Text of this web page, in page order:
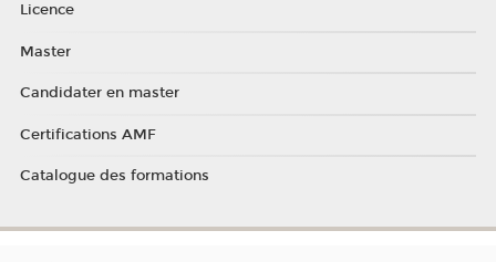
Licence
Master
Candidater en master
Certifications AMF
Catalogue des formations